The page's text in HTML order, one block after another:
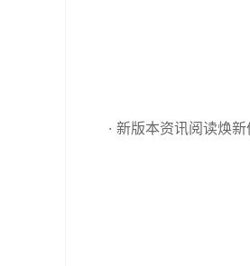
· 新版本资讯阅读焕